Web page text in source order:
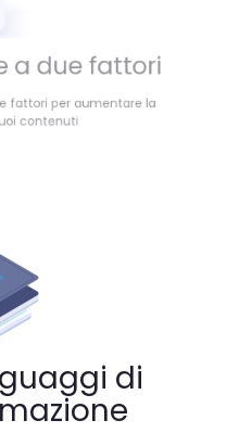
a due fattori
fattori per aumentare la
di